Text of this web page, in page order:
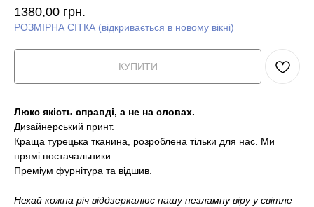
1380,00 грн.
РОЗМІРНА СІТКА (відкривається в новому вікні)
КУПИТИ
Люкс якість справді, а не на словах.
Дизайнерський принт.
Краща турецька тканина, розроблена тільки для нас. Ми
прямі постачальники.
Преміум фурнітура та відшив.
Нехай кожна річ віддзеркалює нашу незламну віру у світле